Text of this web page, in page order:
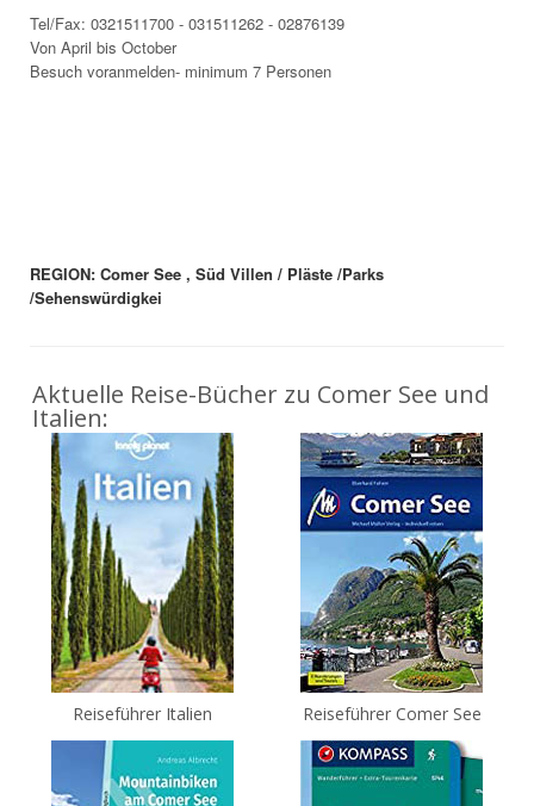
Tel/Fax: 0321511700 - 031511262 - 02876139
Von April bis October
Besuch voranmelden- minimum 7 Personen
REGION: Comer See , Süd Villen / Pläste /Parks
/Sehenswürdigkei
Aktuelle Reise-Bücher zu Comer See und
Italien:
Reiseführer Italien Reiseführer Comer See